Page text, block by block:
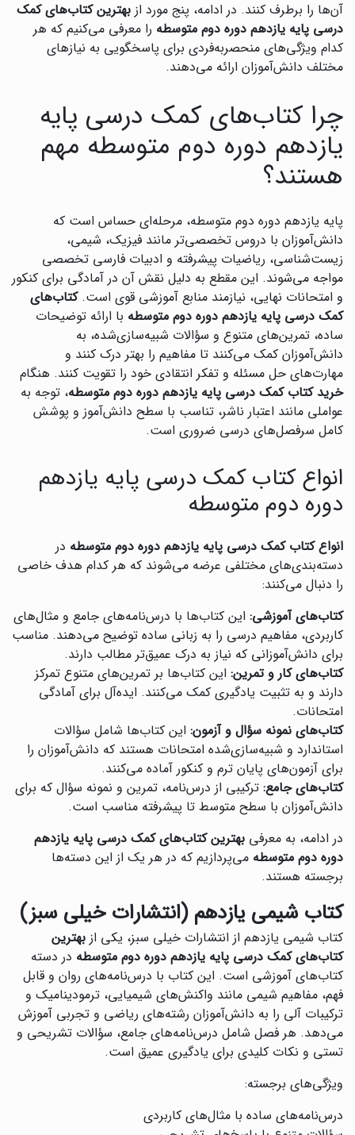
آن‌ها را برطرف کنند. در ادامه، پنج مورد از بهترین کتاب‌های کمک
درسی پایه یازدهم دوره دوم متوسطه را معرفی می‌کنیم که هر
کدام ویژگی‌های منحصربه‌فردی برای پاسخگویی به نیازهای
مختلف دانش‌آموزان ارائه می‌دهند.
چرا کتاب‌های کمک درسی پایه
یازدهم دوره دوم متوسطه مهم
هستند؟
پایه یازدهم دوره دوم متوسطه، مرحله‌ای حساس است که
دانش‌آموزان با دروس تخصصی‌تر مانند فیزیک، شیمی،
زیست‌شناسی، ریاضیات پیشرفته و ادبیات فارسی تخصصی
مواجه می‌شوند. این مقطع به دلیل نقش آن در آمادگی برای کنکور
و امتحانات نهایی، نیازمند منابع آموزشی قوی است.کتاب‌های
کمک درسی پایه یازدهم دوره دوم متوسطه با ارائه توضیحات
ساده، تمرین‌های متنوع و سؤالات شبیه‌سازی‌شده، به
دانش‌آموزان کمک می‌کنند تا مفاهیم را بهتر درک کنند و
مهارت‌های حل مسئله و تفکر انتقادی خود را تقویت کنند. هنگام
خرید کتاب کمک درسی پایه یازدهم دوره دوم متوسطه، توجه به
عواملی مانند اعتبار ناشر، تناسب با سطح دانش‌آموز و پوشش
کامل سرفصل‌های درسی ضروری است.
انواع کتاب کمک درسی پایه یازدهم
دوره دوم متوسطه
انواع کتاب کمک درسی پایه یازدهم دوره دوم متوسطه در
دسته‌بندی‌های مختلفی عرضه می‌شوند که هر کدام هدف خاصی
را دنبال می‌کنند:
کتاب‌های آموزشی: این کتاب‌ها با درس‌نامه‌های جامع و مثال‌های
کاربردی، مفاهیم درسی را به زبانی ساده توضیح می‌دهند. مناسب
برای دانش‌آموزانی که نیاز به درک عمیق‌تر مطالب دارند.
کتاب‌های کار و تمرین: این کتاب‌ها بر تمرین‌های متنوع تمرکز
دارند و به تثبیت یادگیری کمک می‌کنند. ایده‌آل برای آمادگی
امتحانات.
کتاب‌های نمونه سؤال و آزمون: این کتاب‌ها شامل سؤالات
استاندارد و شبیه‌سازی‌شده امتحانات هستند که دانش‌آموزان را
برای آزمون‌های پایان ترم و کنکور آماده می‌کنند.
کتاب‌های جامع: ترکیبی از درس‌نامه، تمرین و نمونه سؤال که برای
دانش‌آموزان با سطح متوسط تا پیشرفته مناسب است.
در ادامه، به معرفی بهترین کتاب‌های کمک درسی پایه یازدهم
دوره دوم متوسطه می‌پردازیم که در هر یک از این دسته‌ها
برجسته هستند.
کتاب شیمی یازدهم (انتشارات خیلی سبز)
کتاب شیمی یازدهم از انتشارات خیلی سبز، یکی از بهترین
کتاب‌های کمک درسی پایه یازدهم دوره دوم متوسطه در دسته
کتاب‌های آموزشی است. این کتاب با درس‌نامه‌های روان و قابل
فهم، مفاهیم شیمی مانند واکنش‌های شیمیایی، ترمودینامیک و
ترکیبات آلی را به دانش‌آموزان رشته‌های ریاضی و تجربی آموزش
می‌دهد. هر فصل شامل درس‌نامه‌های جامع، سؤالات تشریحی و
تستی و نکات کلیدی برای یادگیری عمیق است.
ویژگی‌های برجسته:
درس‌نامه‌های ساده با مثال‌های کاربردی